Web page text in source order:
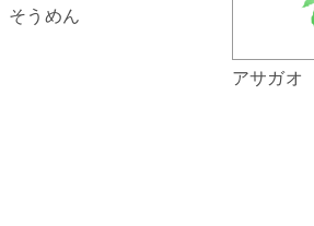
そうめん
アサガオ